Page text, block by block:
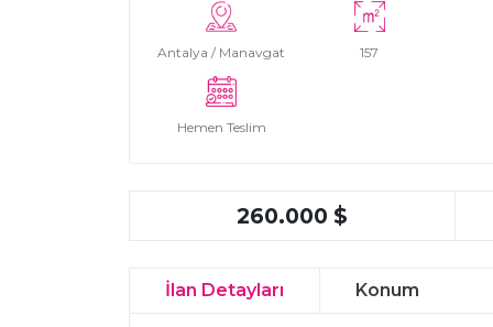
Antalya / Manavgat 157
Hemen Teslim
260.000 $
İlan Detayları Konum